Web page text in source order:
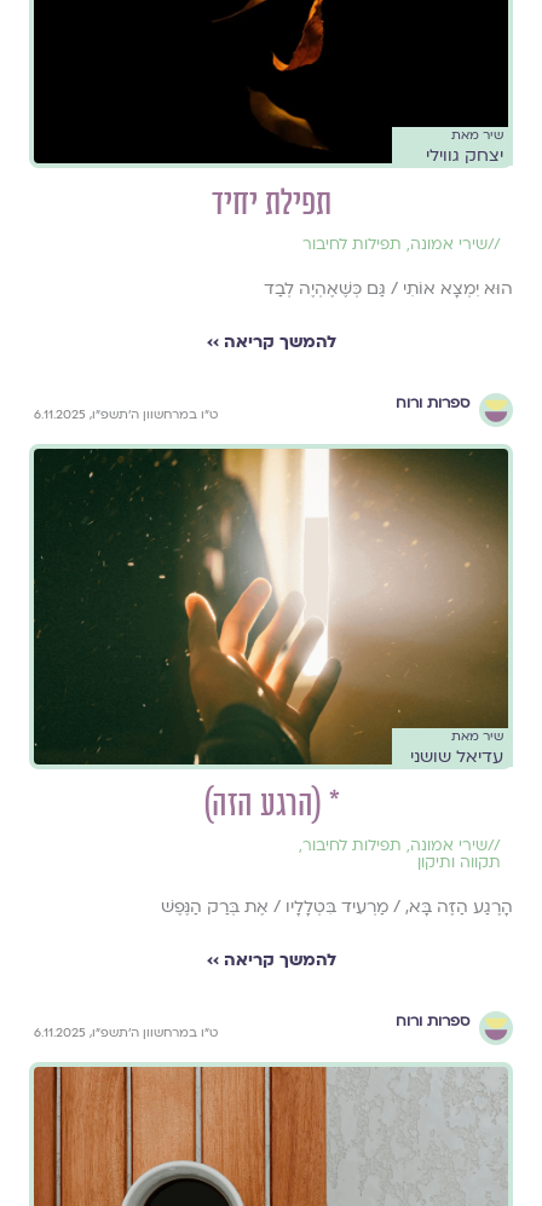
שיר מאת
יצחק גווילי
תפילת יחיד
//שירי אמונה, תפילות לחיבור
הוּא יִמְצָא אוֹתִי / גַּם כְּשֶׁאֶהְיֶה לְבַד
להמשך קריאה ››
ספרות ורוח
ט״ו במרחשוון ה׳תשפ״ו, 6.11.2025
שיר מאת
עדיאל שושני
* (הרגע הזה)
//שירי אמונה, תפילות לחיבור,
תקווה ותיקון
הָרֶגַע הַזֶּה בָּא, / מַרְעִיד בִּטְלָלָיו / אֶת בְּרַק הַנֶּפֶשׁ
להמשך קריאה ››
ספרות ורוח
ט״ו במרחשוון ה׳תשפ״ו, 6.11.2025